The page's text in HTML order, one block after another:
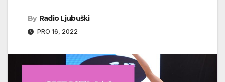
By Radio Ljubuški
PRO 16, 2022